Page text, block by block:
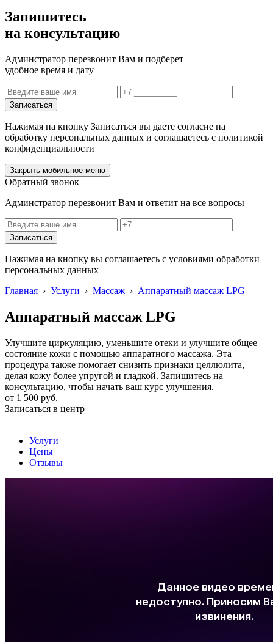
Запишитесь
на консультацию
Админстратор перезвонит Вам и подберет
удобное время и дату
Записаться
Нажимая на кнопку Записаться вы даете согласие на
обработку персональных данных и соглашаетесь с политикой
конфиденциальности
Закрыть мобильное меню
Обратный звонок
Админстратор перезвонит Вам и ответит на все вопросы
Записаться
Нажимая на кнопку вы соглашаетесь с условиями обработки
персональных данных
Главная › Услуги › Массаж › Аппаратный массаж LPG
Аппаратный массаж LPG
Улучшите циркуляцию, уменьшите отеки и улучшите общее
состояние кожи с помощью аппаратного массажа. Эта
процедура также помогает снизить признаки целлюлита,
делая кожу более упругой и гладкой. Запишитесь на
консультацию, чтобы начать ваш курс улучшения.
от 1 500 руб.
Записаться в центр
Услуги
Цены
Отзывы